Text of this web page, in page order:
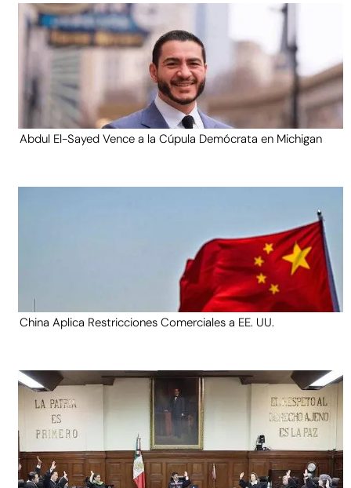
Abdul El-Sayed Vence a la Cúpula Demócrata en Michigan
China Aplica Restricciones Comerciales a EE. UU.